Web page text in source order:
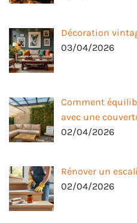
Décoration
03/04/2026
Comment
avec une
02/04/2026
Rénover un
02/04/2026